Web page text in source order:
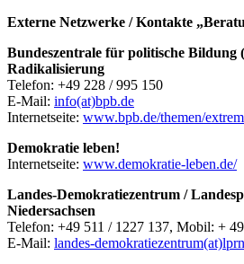
Externe Netzwerke / Kontakte
Bundeszentrale für politische Bildung
Radikalisierung
Telefon: +49 228 / 995 150
E-Mail: info(at)bpb.de
Internetseite: www.bpb.de/themen/
Demokratie leben!
Internetseite: www.demokratie-leben.de/
Landes-Demokratiezentrum /
Niedersachsen
Telefon: +49 511 / 1227 137, Mobil: +
E-Mail: landes-